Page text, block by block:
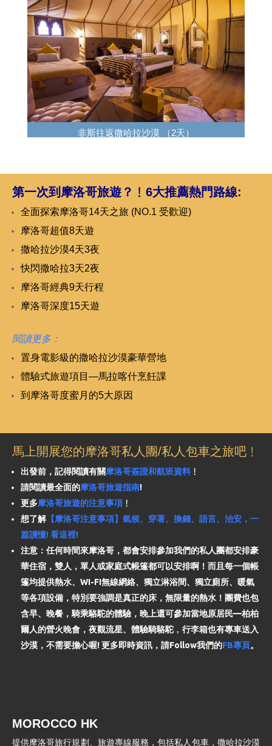
非斯往返撒哈拉沙漠 （2天）
第一次到摩洛哥旅遊？﹗ 6大推薦熱門路線:
全面探索摩洛哥14天之旅 (NO.1 受歡迎)
摩洛哥超值8天遊
撒哈拉沙漠4天3夜
快閃撒哈拉3天2夜
摩洛哥經典9天行程
摩洛哥深度15天遊
閱讀更多：
置身電影級的撒哈拉沙漠豪華營地
體驗式旅遊項目—馬拉喀什烹飪課
到摩洛哥度蜜月的5大原因
馬上開展您的摩洛哥私人團/私人包車之旅吧﹗
出發前，記得閱讀有關摩洛哥簽證和航班資料 ﹗
請閱讀最全面的摩洛哥旅遊指南!
更多摩洛哥旅遊的注意事項 ﹗
想了解【摩洛哥注意事項】氣候、穿著、換錢、語言、治安，一
篇讀懂! 看這裡!
注意：任何時間來摩洛哥，都會安排參加我們的私人團都安排豪
華住宿，雙人，單人或家庭式帳篷都可以安排啊！而且每一個帳
篷均提供熱水、WI-FI無線網絡、獨立淋浴間、獨立廁所、暖氣
等各項設備，特別要強調是真正的床，無限量的熱水！團費也包
含早、晚餐，騎乘駱駝的體驗，晚上還可參加當地原居民—柏柏
爾人的營火晚會，夜觀流星、體驗騎駱駝﹐行李箱也有專車送入
沙漠，不需要擔心喔! 更多即時資訊，請Follow我們的FB專頁。
MOROCCO HK
提供摩洛哥旅行規劃、旅遊專線服務，包括私人包車，撒哈拉沙漠